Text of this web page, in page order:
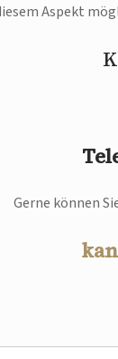
Aspekt
Gerne können